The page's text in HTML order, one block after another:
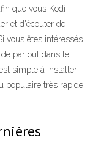
que vous Kodi
et d'écouter de
vous êtes intéressés
partout dans le
simple à installer
populaire très rapide.